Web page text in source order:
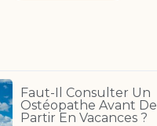
Faut-Il Consulter Un
Ostéopathe Avant De
Partir En Vacances ?